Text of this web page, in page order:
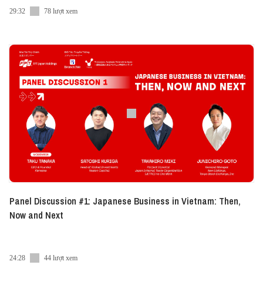
29:32 78 lượt xem
Panel Discussion #1: Japanese Business in Vietnam: Then,
Now and Next
24:28 44 lượt xem